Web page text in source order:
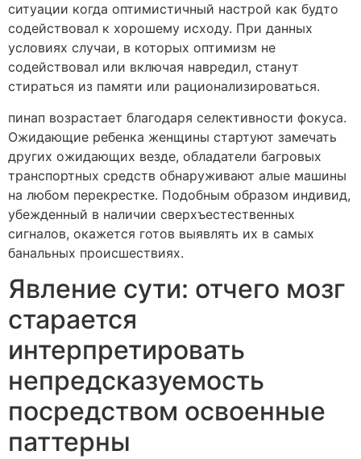
ситуации когда оптимистичный настрой как будто
содействовал к хорошему исходу. При данных
условиях случаи, в которых оптимизм не
содействовал или включая навредил, станут
стираться из памяти или рационализироваться.
пинап возрастает благодаря селективности фокуса.
Ожидающие ребенка женщины стартуют замечать
других ожидающих везде, обладатели багровых
транспортных средств обнаруживают алые машины
на любом перекрестке. Подобным образом индивид,
убежденный в наличии сверхъестественных
сигналов, окажется готов выявлять их в самых
банальных происшествиях.
Явление сути: отчего мозг
старается
интерпретировать
непредсказуемость
посредством освоенные
паттерны